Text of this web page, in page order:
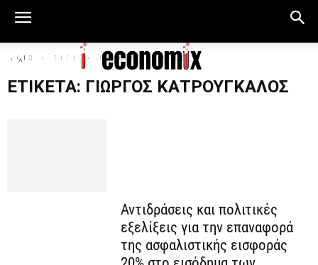
Αρχική Ετικέτες Γιώργος Κατρούγκαλος
ΕΤΙΚΈΤΑ: ΓΙΏΡΓΟΣ ΚΑΤΡΟΎΓΚΑΛΟΣ
Αντιδράσεις και πολιτικές
εξελίξεις για την επαναφορά
της ασφαλιστικής εισφοράς